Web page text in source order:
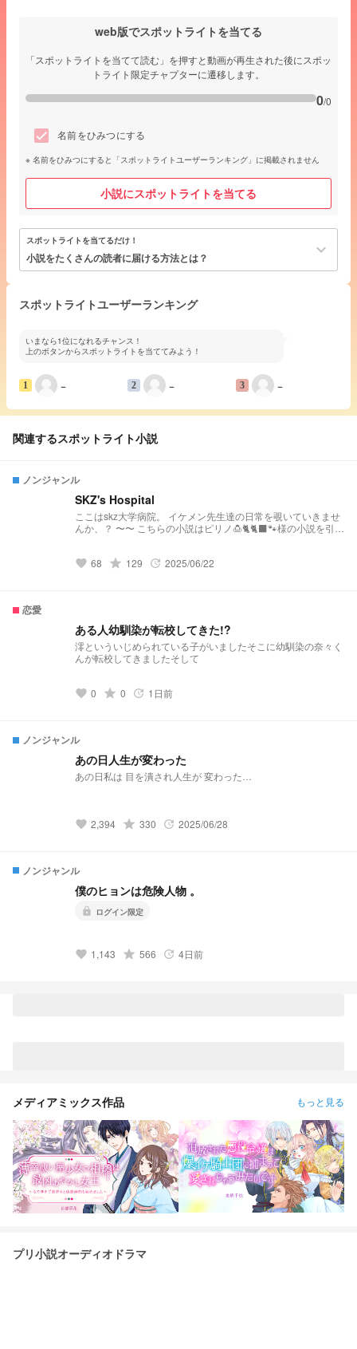
web版でスポットライトを当てる
「スポットライトを当てて読む」を押すと動画が再生された後にスポッ
トライト限定チャプターに遷移します。
0/0
名前をひみつにする
名前をひみつにすると「スポットライトユーザーランキング」に掲載されません
小説にスポットライトを当てる
スポットライトを当てるだけ！
小説をたくさんの読者に届ける方法とは？ keyboard_arrow_down
スポットライトユーザーランキング
いまなら1位になれるチャンス！
上のボタンからスポットライトを当ててみよう！
1 − 2 − 3 −
関連するスポットライト小説
ノンジャンル
SKZ's Hospital
ここはskz大学病院。 イケメン先生達の日常を覗いていきませ
んか、？ 〜〜 こちらの小説はピリノ🍮🐈🐈‍⬛🐾様の小説を引き
体調不良から診察まで…… 基本的にどんなリクエストもお待
favorite 68 grade 129 update 2025/06/22
恋愛
ある人幼馴染が転校してきた!?
澪といういじめられている子がいましたそこに幼馴染の奈々く
んが転校してきましたそして
favorite 0 grade 0 update 1日前
ノンジャンル
あの日人生が変わった
あの日私は 目を潰され人生が 変わった…
favorite 2,394 grade 330 update 2025/06/28
ノンジャンル
僕のヒョンは危険人物 。
lock ログイン限定
favorite 1,143 grade 566 update 4日前
メディアミックス作品 もっと見る
プリ小説オーディオドラマ